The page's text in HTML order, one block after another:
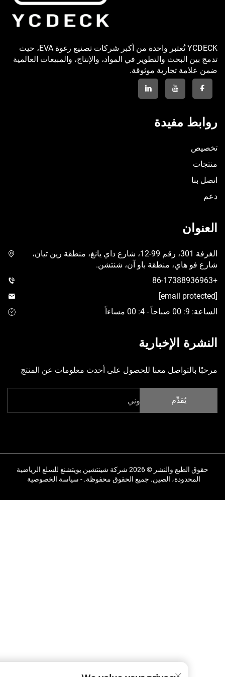
YCDECK تُعتبر واحدة من أكبر شركات تصنيع رغوة EVA، حيث
والتطوير في المواد، والإنتاج، والمبيعات العالمية
تجارية موثوقة.
مفيدة
الغرفة 301، رقم 99-12، شارع داي يانغ، منطقة رين تيان،
منطقة باو آن، شنتشن.
الإخبارية
معنا للحصول على أحدث معلومات عن المنتج
حقوق الطبع والنشر © 2026 شركة شينتشين يويتشنغ للسلع الرياضية
الصين. جميع الحقوق محفوظة. -سياسة الخصوصية